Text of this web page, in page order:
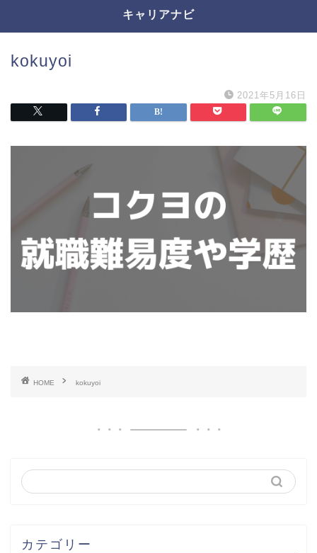
キャリアナビ
kokuyoi
2021年5月16日
HOME kokuyoi
カテゴリー